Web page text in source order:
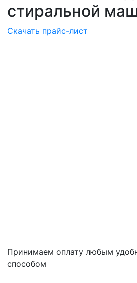
стиральной
Скачать прайс-лист
Принимаем оплату любым
способом